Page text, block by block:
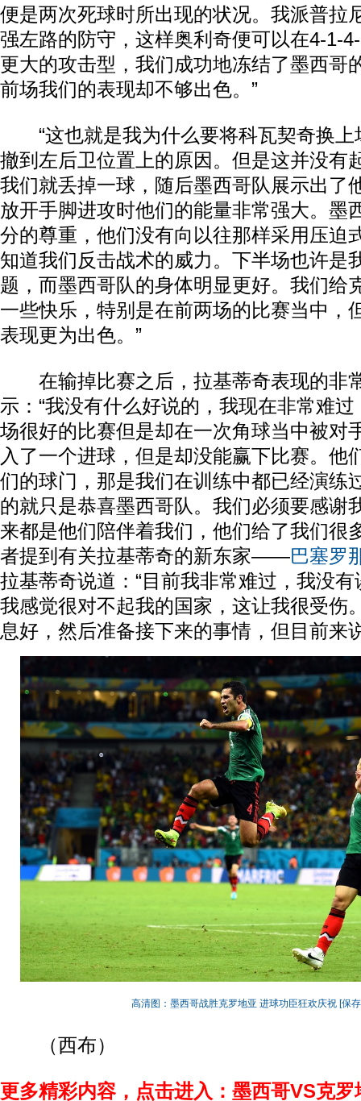
便是两次死球时所出现的状况。我派普拉
强左路的防守，这样奥利奇便可以在4-1-
更大的攻击型，我们成功地冻结了墨西哥
前场我们的表现却不够出色。”
“这也就是我为什么要将科瓦契奇换上
撤到左后卫位置上的原因。但是这并没有
我们就丢掉一球，随后墨西哥队展示出了
放开手脚进攻时他们的能量非常强大。墨
分的尊重，他们没有向以往那样采用压迫
知道我们反击战术的威力。下半场也许是
题，而墨西哥队的身体明显更好。我们给
一些快乐，特别是在前两场的比赛当中，
表现更为出色。”
在输掉比赛之后，拉基蒂奇表现的非
示：“我没有什么好说的，我现在非常难
场很好的比赛但是却在一次角球当中被对
入了一个进球，但是却没能赢下比赛。他
们的球门，那是我们在训练中都已经演练
的就只是恭喜墨西哥队。我们必须要感谢
来都是他们陪伴着我们，他们给了我们很
者提到有关拉基蒂奇的新东家——巴塞罗
拉基蒂奇说道：“目前我非常难过，我没
我感觉很对不起我的国家，这让我很受伤
息好，然后准备接下来的事情，但目前来
高清图：墨西哥战胜克罗地亚 进球功臣狂欢庆祝 [保
（西布）
更多精彩内容，点击进入：墨西哥VS克